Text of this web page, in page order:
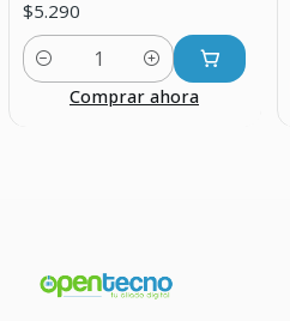
$5.290
Cantidad
Comprar ahora